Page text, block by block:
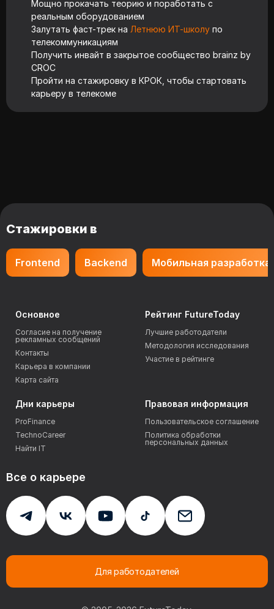
Мощно прокачать теорию и поработать с
реальным оборудованием
Залутать фаст-трек на Летнюю ИТ-школу по
телекоммуникациям
Получить инвайт в закрытое сообщество brainz by
CROC
Пройти на стажировку в КРОК, чтобы стартовать
карьеру в телекоме
Стажировки в
Frontend Backend Мобильная разработка
Для работодателей
Все о карьере
Основное
Согласие на получение
рекламных сообщений
Контакты
Карьера в компании
Карта сайта
Рейтинг FutureToday
Лучшие работодатели
Методология исследования
Участие в рейтинге
Дни карьеры
ProFinance
TechnoCareer
Найти IT
Правовая информация
Пользовательское соглашение
Политика обработки
персональных данных